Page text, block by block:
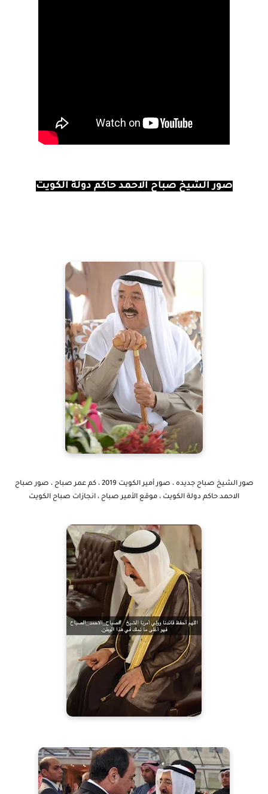
صور الشيخ صباح الاحمد حاكم دولة الكويت
صور الشيخ صباح جديده ، صور أمير الكويت 2019 ، كم عمر صباح ، صور صباح
الاحمد حاكم دولة الكويت ، موقع الأمير صباح ، انجازات صباح الكويت